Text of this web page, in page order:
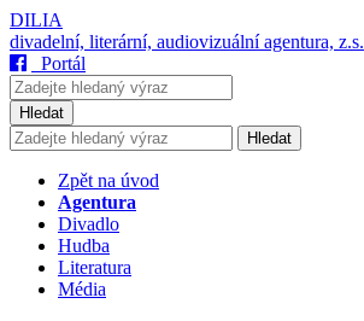
DILIA
divadelní, literární, audiovizuální agentura, z.s.
Portál
Hledat
Hledat
Zpět na úvod
Agentura
Divadlo
Hudba
Literatura
Média